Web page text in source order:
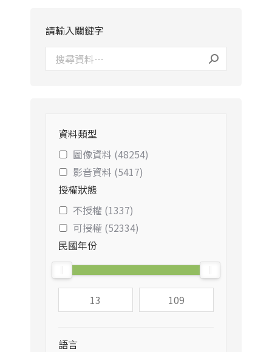
請輸入關鍵字
資料類型
圖像資料 (48254)
影音資料 (5417)
授權狀態
不授權 (1337)
可授權 (52334)
民國年份
語言